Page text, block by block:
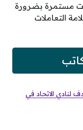
مستمرة بضرورة
التعاملات
لنادي الاتحاد في